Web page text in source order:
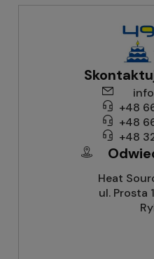
+48
+48
+48
Heat
ul. Prosta